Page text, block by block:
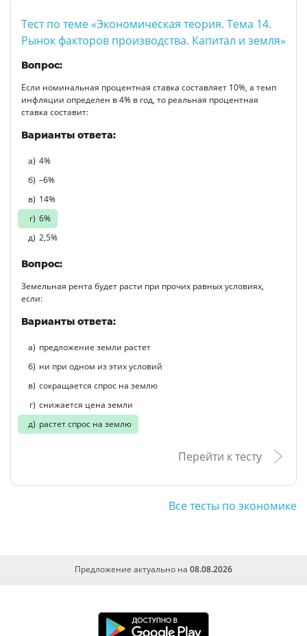
Тест по теме «Экономическая теория. Тема 14.
Рынок факторов производства. Капитал и земля»
Вопрос:
Если номинальная процентная ставка составляет 10%, а темп
инфляции определен в 4% в год, то реальная процентная
ставка составит:
Варианты ответа:
4%
–6%
14%
6%
2,5%
Вопрос:
Земельная рента будет расти при прочих равных условиях,
если:
Варианты ответа:
предложение земли растет
ни при одном из этих условий
сокращается спрос на землю
снижается цена земли
растет спрос на землю
Перейти к тесту
Все тесты по экономике
Предложение актуально на 08.08.2026